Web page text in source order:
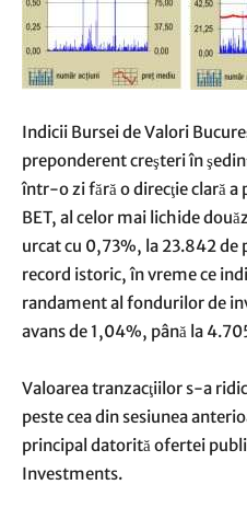
Indicii Bursei de Valori
preponderent creşteri în
într-o zi fără o direcţie clară a
BET, al celor mai lichide
urcat cu 0,73%, la 23.842 de
record istoric, în vreme ce
randament al fondurilor de
avans de 1,04%, până la
Valoarea tranzacţiilor s-a
peste cea din sesiunea
principal datorită ofertei
Investments.